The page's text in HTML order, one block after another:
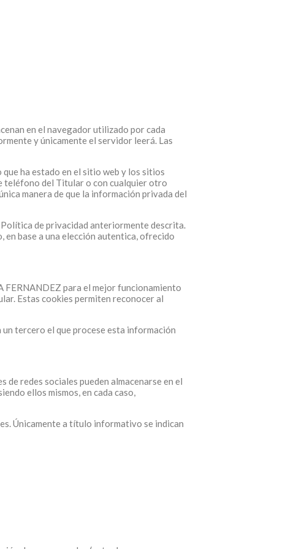
en el navegador utilizado por cada
y únicamente el servidor leerá. Las
ha estado en el sitio web y los sitios
teléfono del Titular o con cualquier otro
manera de que la información privada del
Política de privacidad anteriormente descrita.
en base a una elección autentica, ofrecido
FERNANDEZ para el mejor funcionamiento
Estas cookies permiten reconocer al
tercero el que procese esta información
de redes sociales pueden almacenarse en el
ellos mismos, en cada caso,
Únicamente a título informativo se indican